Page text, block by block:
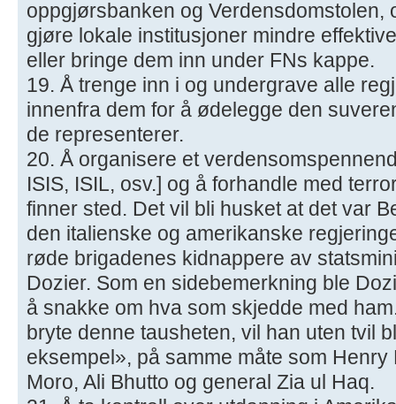
oppgjørsbanken og Verdensdomstolen,
gjøre lokale institusjoner mindre
eller bringe dem inn under FNs kappe.
19. Å trenge inn i og undergrave alle
innenfra dem for å ødelegge den
de representerer.
20. Å organisere et
ISIS, ISIL, osv.] og å forhandle med
finner sted. Det vil bli husket at det var
den italienske og amerikanske
røde brigadenes kidnappere av
Dozier. Som en sidebemerkning ble
å snakke om hva som skjedde med
bryte denne tausheten, vil han uten tvil
eksempel», på samme måte som
Moro, Ali Bhutto og general Zia ul Haq.